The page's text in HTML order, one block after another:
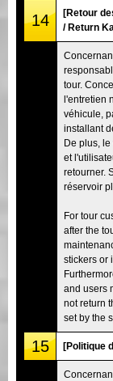
14
[Retour
/ Return
tour.
l'entretien
véhicule,
installant
De plus,
et
retourner.
réservoir
For tour
after the
stickers or
and users
not return
set by the
15 [Politique